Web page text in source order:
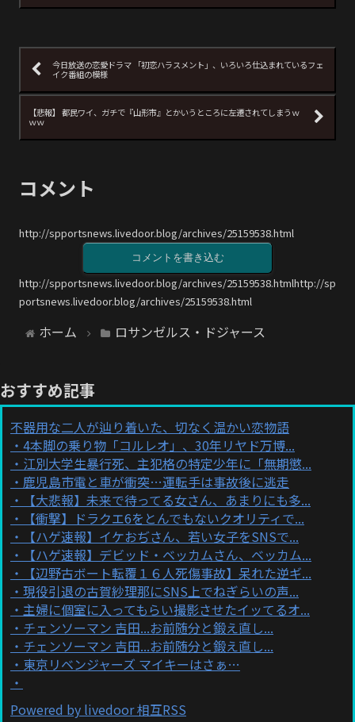
今日放送の恋愛ドラマ 「初恋ハラスメント」、いろいろ仕込まれているフェ
イク番組の模様
【悲報】 都民ワイ、ガチで『山形市』とかいうところに左遷されてしまうｗ
ｗｗ
コメント
http://spportsnews.livedoor.blog/archives/25159538.html
コメントを書き込む
http://spportsnews.livedoor.blog/archives/25159538.htmlhttp://sp
portsnews.livedoor.blog/archives/25159538.html
ホーム ロサンゼルス・ドジャース
おすすめ記事
不器用な二人が辿り着いた、切なく温かい恋物語
4本脚の乗り物「コルレオ」、30年リヤド万博...
江別大学生暴行死、主犯格の特定少年に「無期懲...
鹿児島市電と車が衝突…運転手は事故後に逃走
【大悲報】未来で待ってる女さん、あまりにも多...
【衝撃】ドラクエ6をとんでもないクオリティで...
【ハゲ速報】イケおぢさん、若い女子をSNSで...
【ハゲ速報】デビッド・ベッカムさん、ベッカム...
【辺野古ボート転覆１６人死傷事故】呆れた逆ギ...
現役引退の古賀紗理那にSNS上でねぎらいの声...
主婦に個室に入ってもらい撮影させたイッてるオ...
チェンソーマン 吉田...お前随分と鍛え直し...
チェンソーマン 吉田...お前随分と鍛え直し...
東京リベンジャーズ マイキーはさぁ…
Powered by livedoor 相互RSS